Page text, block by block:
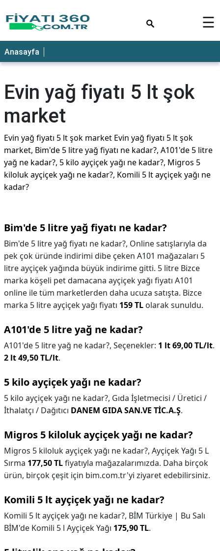
☰
Anasayfa
Evin yağ fiyatı 5 lt şok
market
Evin yağ fiyatı 5 lt şok market Evin yağ fiyatı 5 lt şok
market, Bim'de 5 litre yağ fiyatı ne kadar?, A101'de 5 litre
yağ ne kadar?, 5 kilo ayçiçek yağı ne kadar?, Migros 5
kiloluk ayçiçek yağı ne kadar?, Komili 5 lt ayçiçek yağı ne
kadar?
Bim'de 5 litre yağ fiyatı ne kadar?
Bim'de 5 litre yağ fiyatı ne kadar?, Online satışlarıyla da
pek çok üründe indirimi dibe çeken A101 mağazaları 5
litre ayçiçek yağında büyük indirime gitti. 5 litre Bizce
marka köşeli pet damacana ayçiçek yağı fiyatı A101
online ile tüm marketlerden daha ucuza satışta. Bizce
marka 5 litre ayçiçek yağı fiyatı 159 TL olarak sunuldu.
A101'de 5 litre yağ ne kadar?
A101'de 5 litre yağ ne kadar?, Seçenekler: 1 lt 69,00 TL/lt.
2 lt 49,50 TL/lt.
5 kilo ayçiçek yağı ne kadar?
5 kilo ayçiçek yağı ne kadar?, Gıda İşletmecisi / Üretici /
İthalatçı / Dağıtıcı DANEM GIDA SAN.VE TİC.A.Ş.
Migros 5 kiloluk ayçiçek yağı ne kadar?
Migros 5 kiloluk ayçiçek yağı ne kadar?, Ayçiçek Yağı 5 L
Sırma 177,50 TLfiyatıyla mağazalarımızda. Daha birçok
ürün, birçok çeşit için bim.com.tr'yi ziyaret edebilirsiniz.
Komili 5 lt ayçiçek yağı ne kadar?
Komili 5 lt ayçiçek yağı ne kadar?, BİM Türkiye | Bu Salı
BİM'de Komili 5 l Ayçiçek Yağı 175,90 TL.